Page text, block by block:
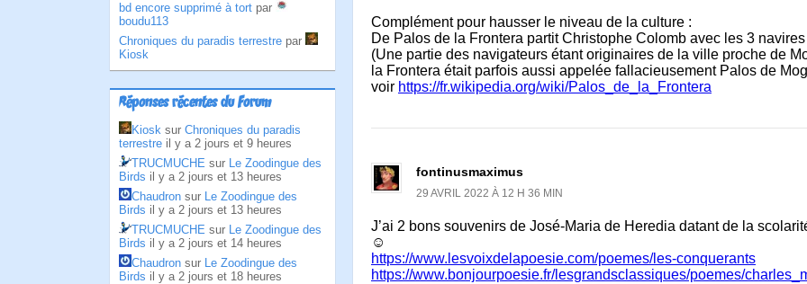
bd encore supprimé à tort par
boudu113
Chroniques du paradis terrestre par
Kiosk
Réponses récentes du Forum
Kiosk sur Chroniques du paradis
terrestre il y a 2 jours et 9 heures
TRUCMUCHE sur Le Zoodingue des
Birds il y a 2 jours et 13 heures
Chaudron sur Le Zoodingue des
Birds il y a 2 jours et 13 heures
TRUCMUCHE sur Le Zoodingue des
Birds il y a 2 jours et 14 heures
Chaudron sur Le Zoodingue des
Birds il y a 2 jours et 18 heures
Complément pour hausser le niveau de la culture :
De Palos de la Frontera partit Christophe Colomb avec les 3
(Une partie des navigateurs étant originaires de la ville proche de
la Frontera était parfois aussi appelée fallacieusement Palos de
voir https://fr.wikipedia.org/wiki/Palos_de_la_Frontera
fontinusmaximus
29 AVRIL 2022 À 12 H 36 MIN
J’ai 2 bons souvenirs de José-Maria de Heredia datant de la
☺
https://www.lesvoixdelapoesie.com/poemes/les-conquerants
https://www.bonjourpoesie.fr/lesgrandsclassiques/poemes/